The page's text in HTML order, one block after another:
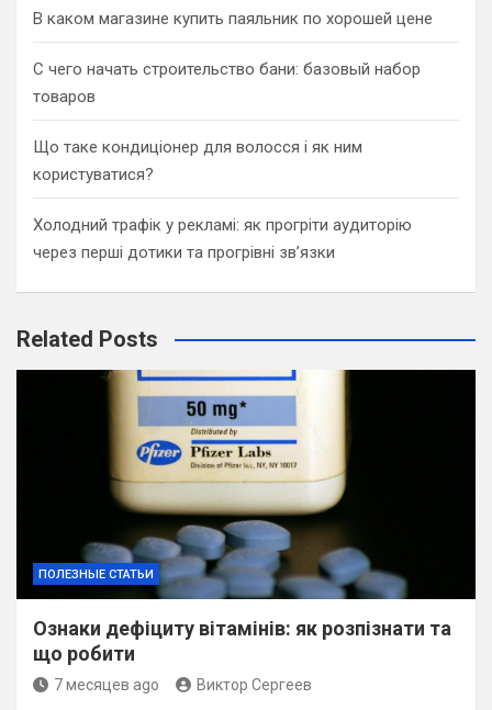
В каком магазине купить паяльник по хорошей цене
С чего начать строительство бани: базовый набор
товаров
Що таке кондиціонер для волосся і як ним
користуватися?
Холодний трафік у рекламі: як прогріти аудиторію
через перші дотики та прогрівні зв’язки
Related Posts
ПОЛЕЗНЫЕ СТАТЬИ
Ознаки дефіциту вітамінів: як розпізнати та
що робити
7 месяцев ago Виктор Сергеев